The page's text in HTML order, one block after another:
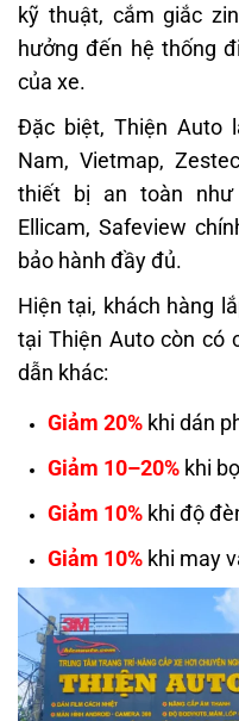
kỹ thuật, cắm giắc
hưởng đến hệ thống
của xe.
Đặc biệt, Thiện Auto
Nam, Vietmap,
thiết bị an toàn như
Ellicam, Safeview
bảo hành đầy đủ.
Hiện tại, khách hàng
tại Thiện Auto còn có
dẫn khác:
Giảm 20% khi dán
Giảm 10–20% khi
Giảm 10% khi độ
Giảm 10% khi may